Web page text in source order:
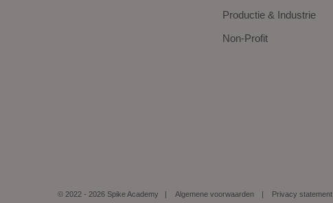
Productie & Industrie
Non-Profit
© 2022 - 2026 Spike Academy Algemene voorwaarden Privacy statement